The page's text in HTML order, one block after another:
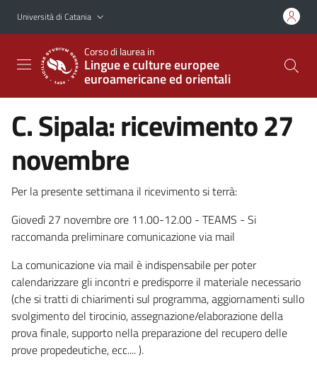
Vai al contenuto principale
Vai al menu di navigazione
Università di Catania
Corso di laurea in
Lingue e culture europee
euroamericane ed orientali
C. Sipala: ricevimento 27
novembre
Per la presente settimana il ricevimento si terrà:
Giovedì 27 novembre ore 11.00-12.00 - TEAMS - Si
raccomanda preliminare comunicazione via mail
La comunicazione via mail è indispensabile per poter
calendarizzare gli incontri e predisporre il materiale necessario
(che si tratti di chiarimenti sul programma, aggiornamenti sullo
svolgimento del tirocinio, assegnazione/elaborazione della
prova finale, supporto nella preparazione del recupero delle
prove propedeutiche, ecc.... ).